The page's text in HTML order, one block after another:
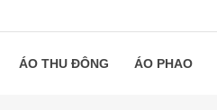
ÁO THU ĐÔNG ÁO PHAO